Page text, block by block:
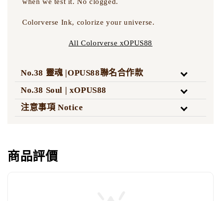
Colorverse Ink, colorize your universe.
All Colorverse xOPUS88
No.38 靈魂 |OPUS88聯名合作款
No.38 Soul | xOPUS88
注意事項 Notice
商品評價